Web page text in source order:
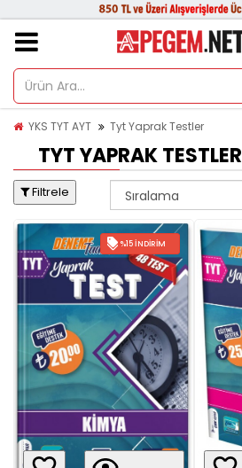
YKS TYT AYT Tyt Yaprak Testler
TYT YAPRAK TESTLER
Filtrele
%15 İNDIRIM